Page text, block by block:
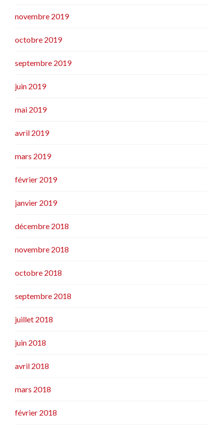
novembre 2019
octobre 2019
septembre 2019
juin 2019
mai 2019
avril 2019
mars 2019
février 2019
janvier 2019
décembre 2018
novembre 2018
octobre 2018
septembre 2018
juillet 2018
juin 2018
avril 2018
mars 2018
février 2018